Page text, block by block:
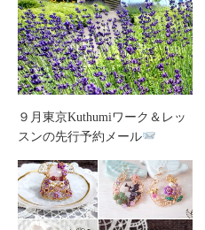
９月東京Kuthumiワーク＆レッ
スンの先行予約メール